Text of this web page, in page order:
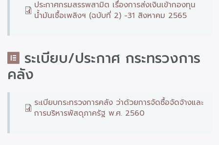
ประกาศกรมสรรพสามิต เรื่องการส่งเงินเข้ากองทุน
น้ำมันเชื้อเพลิงฯ (ฉบับที่ 2) -31 สิงหาคม 2565
ระเบียบ/ประกาศ กระทรวงการ
คลัง
ระเบียบกระทรวงการคลัง ว่าด้วยการจัดซื้อจัดจ้างและ
การบริหารพัสดุภาครัฐ พ.ศ. 2560